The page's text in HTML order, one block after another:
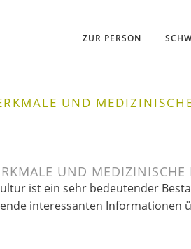
ZUR PERSON
UND
UND MEDIZINISCHE
ist ein sehr bedeutender
interessanten Informationen